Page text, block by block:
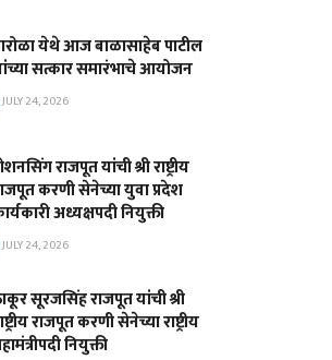
येथे आज बाळासाहेब पाटील
सत्कार समारंभाचे आयोजन
JULY 24, 2026
राजपूत यांची श्री राष्ट्रीय
करणी सेनेच्या युवा प्रदेश
अध्यक्षपदी नियुक्ती
JULY 24, 2026
सूरजसिंह राजपूत यांची श्री
राजपूत करणी सेनेच्या राष्ट्रीय
नियुक्ती